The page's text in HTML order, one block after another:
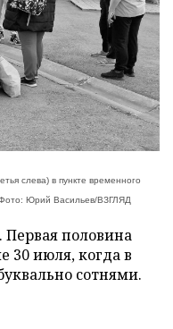
слева) в пункте временного
Фото: Юрий Васильев/ВЗГЛЯД
Первая половина
30 июля, когда в
сотнями.